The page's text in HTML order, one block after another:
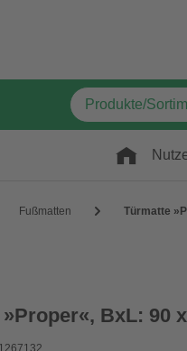
Fußmatten Türmatte
BxL: 90